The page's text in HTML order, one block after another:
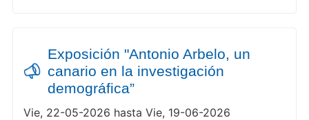
Exposición "Antonio Arbelo, un
canario en la investigación
demográfica”
Vie, 22-05-2026 hasta Vie, 19-06-2026